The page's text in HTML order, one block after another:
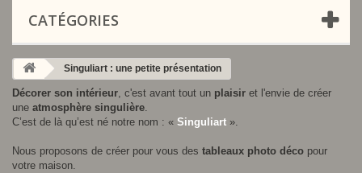
CATÉGORIES
Singuliart : une petite présentation
Décorer son intérieur , c'est avant tout un plaisir et l'envie de créer
une atmosphère singulière
C’est de là qu’est né notre nom : « Singuliart ».
Nous proposons de créer pour vous des tableaux photo déco pour
votre maison.